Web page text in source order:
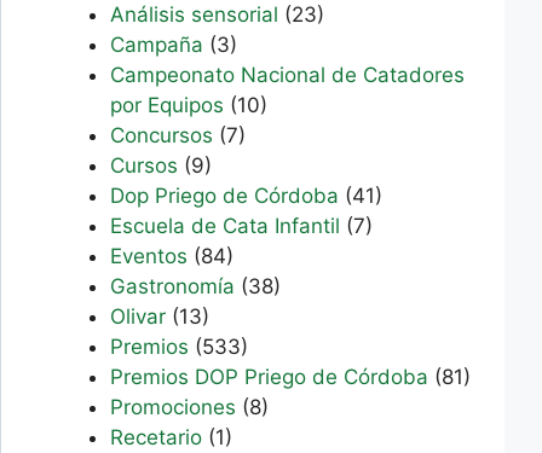
Análisis sensorial (23)
Campaña (3)
Campeonato Nacional de Catadores
por Equipos (10)
Concursos (7)
Cursos (9)
Dop Priego de Córdoba (41)
Escuela de Cata Infantil (7)
Eventos (84)
Gastronomía (38)
Olivar (13)
Premios (533)
Premios DOP Priego de Córdoba (81)
Promociones (8)
Recetario (1)